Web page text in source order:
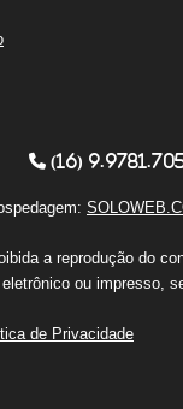
(16)
a reprodução do
ou impresso,
de Privacidade